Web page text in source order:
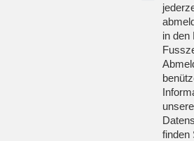
in den
finden